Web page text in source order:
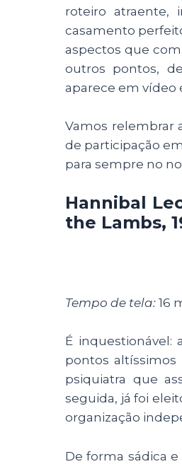
roteiro atraente,
casamento
aspectos que
outros pontos,
aparece em
Vamos relembrar
de participação
para sempre no
Hannibal
the Lambs,
Tempo de tela: 16
É inquestionável:
pontos
psiquiatra que
seguida, já foi
organização
De forma sádica